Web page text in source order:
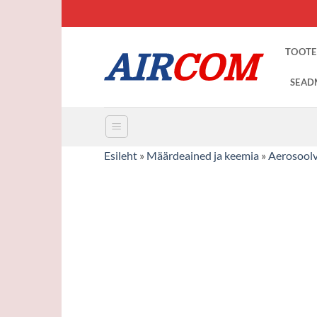
to
Esileht » Määrdeained ja keemia »